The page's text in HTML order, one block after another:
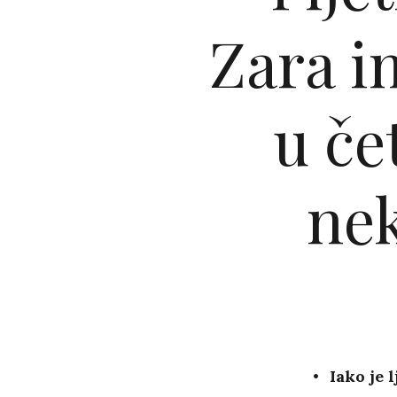
Zara
u
Iako je